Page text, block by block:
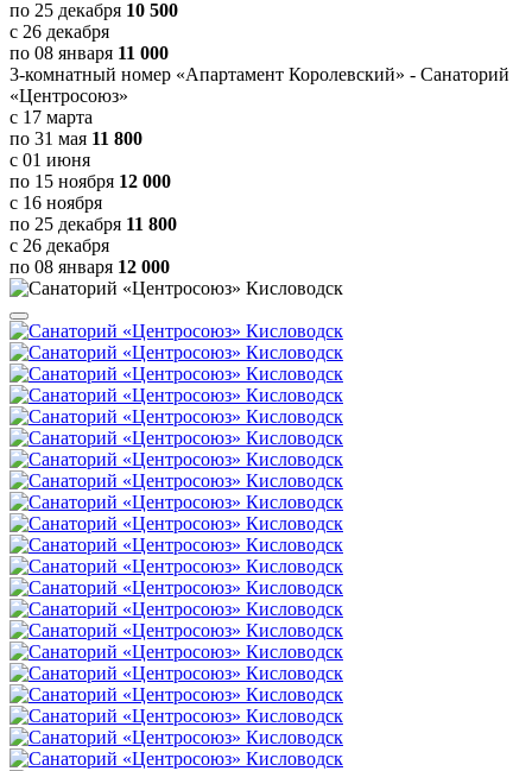
по 25 декабря 10 500
с 26 декабря
по 08 января 11 000
3-комнатный номер «Апартамент Королевский» - Санаторий
«Центросоюз»
с 17 марта
по 31 мая 11 800
с 01 июня
по 15 ноября 12 000
с 16 ноября
по 25 декабря 11 800
с 26 декабря
по 08 января 12 000